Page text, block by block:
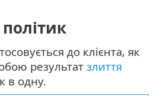
до клієнта, як
результат злиття
в одну.